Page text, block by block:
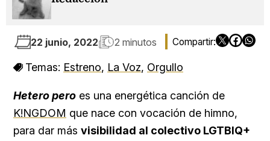
22 junio, 2022 2 minutos
Temas: Estreno, La Voz, Orgullo
Hetero pero es una energética canción de
K!NGDOM que nace con vocación de himno,
para dar más visibilidad al colectivo LGTBIQ+